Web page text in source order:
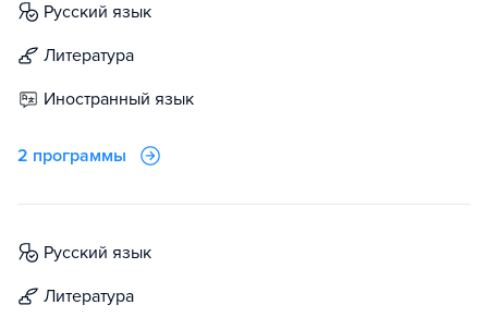
русский язык
литература
иностранный язык
2 программы
русский язык
литература